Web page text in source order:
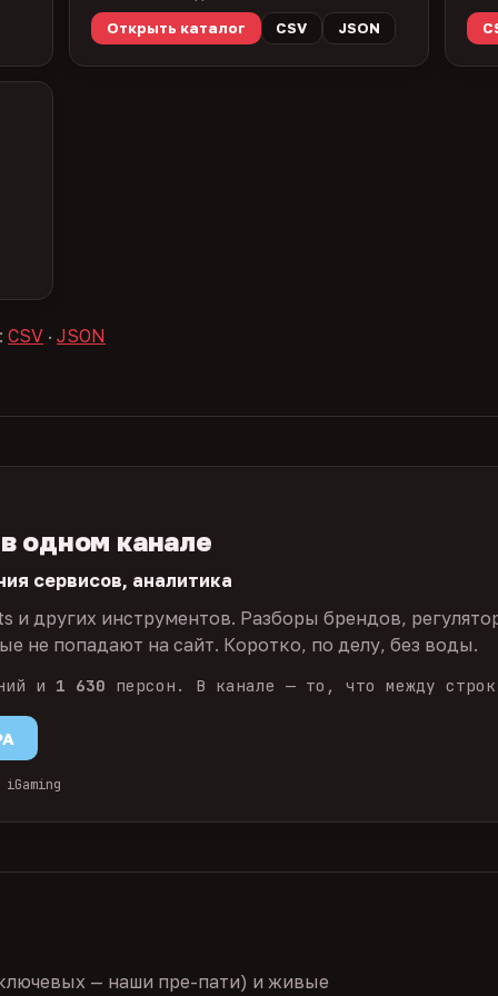
Открыть каталог
CSV JSON
CSV · JSON
одном канале
сервисов, аналитика
и других инструментов. Разборы брендов,
не попадают на сайт. Коротко, по делу, без воды.
и 1 630 персон. В канале — то, что между
— наши пре-пати) и живые